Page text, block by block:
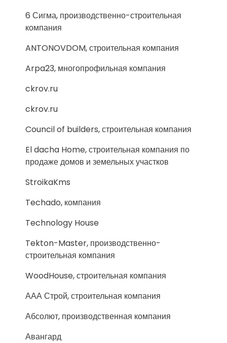
6 Сигма, производственно-строительная
компания
ANTONOVDOM, строительная компания
Arpa23, многопрофильная компания
ckrov.ru
ckrov.ru
Council of builders, строительная компания
El dacha Home, строительная компания по
продаже домов и земельных участков
StroikaKms
Techado, компания
Technology House
Tekton-Master, производственно-
строительная компания
WoodHouse, строительная компания
ААА Строй, строительная компания
Абсолют, производственная компания
Авангард